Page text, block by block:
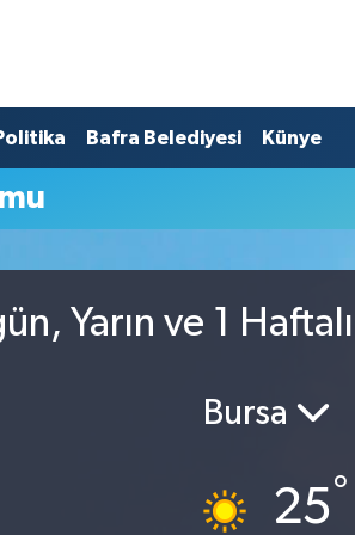
Bafra Belediyesi Künye
Yarın ve 1
Bursa
25°